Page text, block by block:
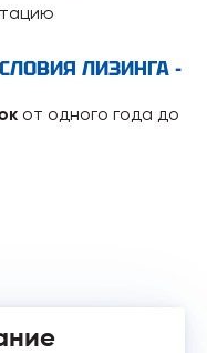
ЛИЗИНГА -
от одного года до